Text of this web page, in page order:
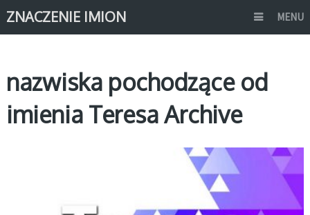
ZNACZENIE IMION MENU
nazwiska pochodzące od
imienia Teresa Archive